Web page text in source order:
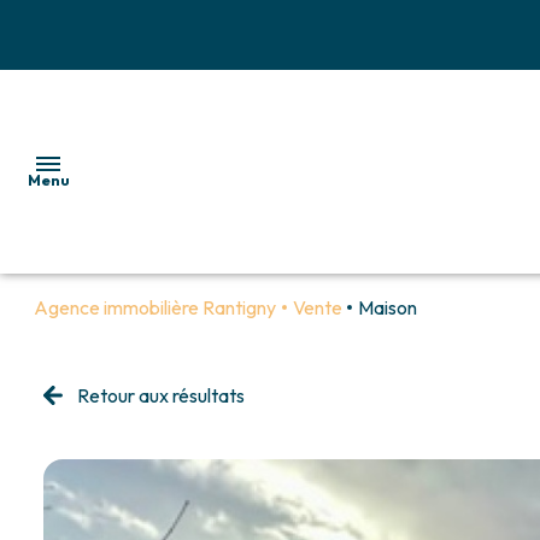
Menu
ACCUEIL
BIENS
MAISONS
IMMEUBLES
TERRAINS
ALERTE
EMAIL
Agence immobilière Rantigny Vente Maison
Retour aux résultats